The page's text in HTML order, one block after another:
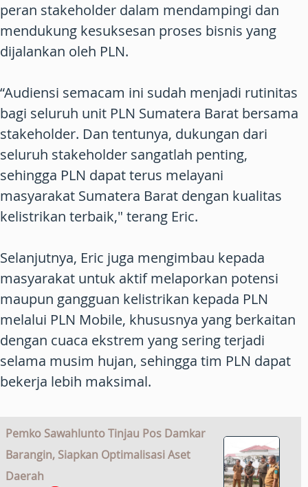
peran stakeholder dalam mendampingi dan
mendukung kesuksesan proses bisnis yang
dijalankan oleh PLN.
“Audiensi semacam ini sudah menjadi rutinitas
bagi seluruh unit PLN Sumatera Barat bersama
stakeholder. Dan tentunya, dukungan dari
seluruh stakeholder sangatlah penting,
sehingga PLN dapat terus melayani
masyarakat Sumatera Barat dengan kualitas
kelistrikan terbaik," terang Eric.
Selanjutnya, Eric juga mengimbau kepada
masyarakat untuk aktif melaporkan potensi
maupun gangguan kelistrikan kepada PLN
melalui PLN Mobile, khususnya yang berkaitan
dengan cuaca ekstrem yang sering terjadi
selama musim hujan, sehingga tim PLN dapat
bekerja lebih maksimal.
Pemko Sawahlunto Tinjau Pos Damkar
Barangin, Siapkan Optimalisasi Aset
Daerah